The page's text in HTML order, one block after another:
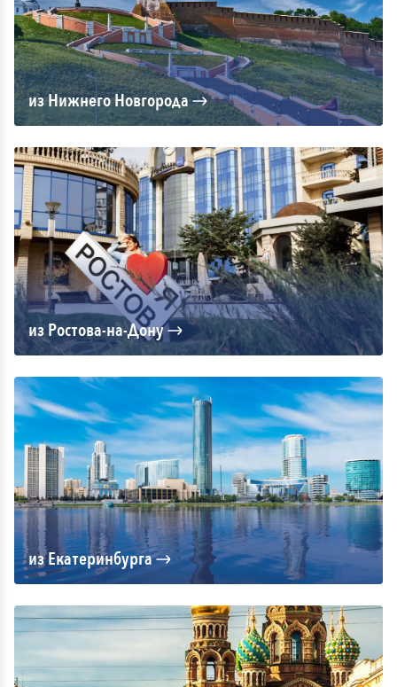
из Нижнего Новгорода
из Ростова-на-Дону
из Екатеринбурга